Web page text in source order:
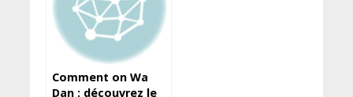
Comment on Wa
Dan : découvrez le